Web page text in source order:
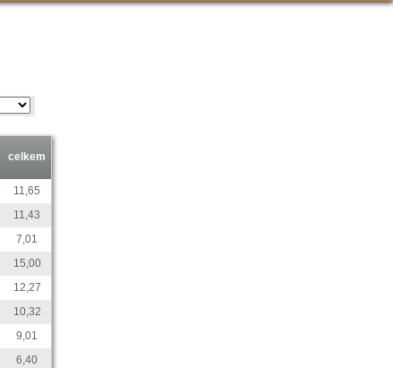
celkem
11,65
11,43
7,01
15,00
12,27
10,32
9,01
6,40